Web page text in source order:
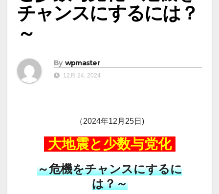
チャンスにするには？
～
By wpmaster
12月 24, 2024
（2024年12月25日)
大地震と少数与党化
～危機をチャンスにするに
は？～